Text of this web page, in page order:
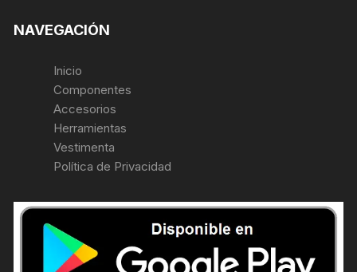
NAVEGACIÓN
Inicio
Componentes
Accesorios
Herramientas
Vestimenta
Política de Privacidad